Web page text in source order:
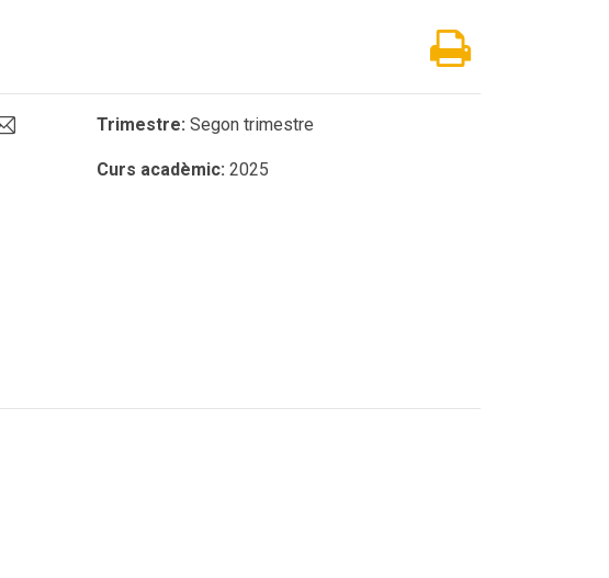
Trimestre: Segon trimestre
Curs acadèmic: 2025